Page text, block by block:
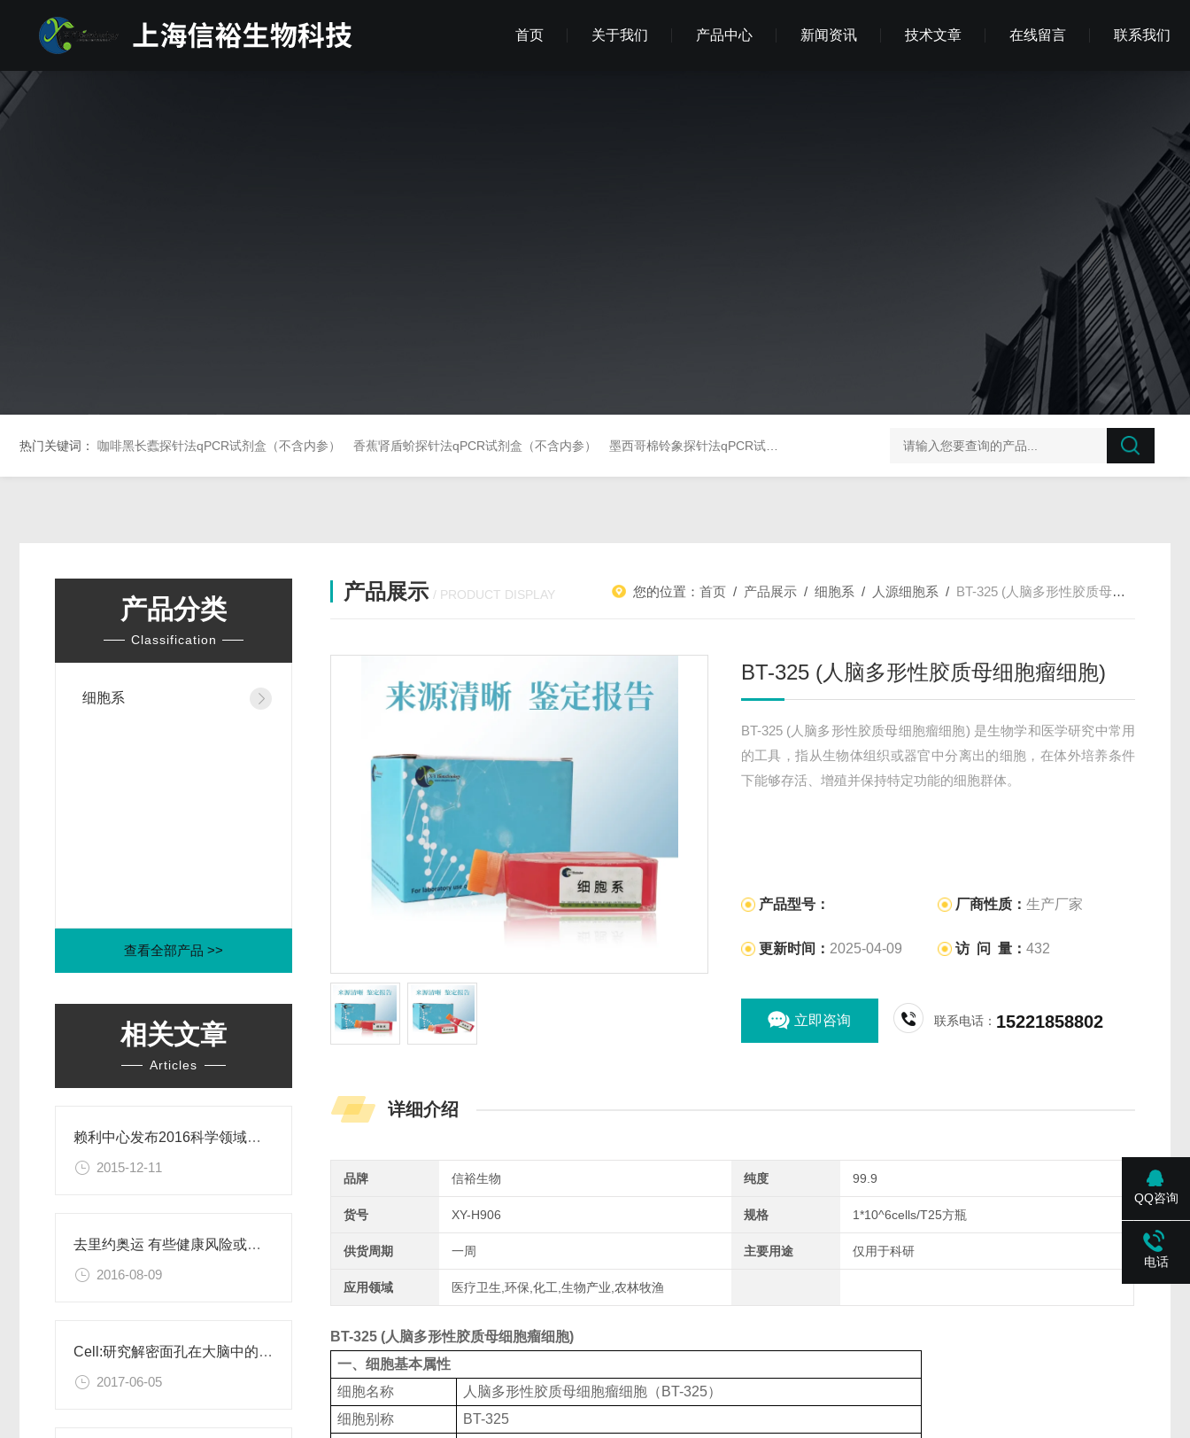
首页 关于我们 产品中心 新闻资讯 技术文章 在线留言 联系我们
热门关键词： 咖啡黑长蠹探针法qPCR试剂盒（不含内参） 香蕉肾盾蚧探针法qPCR试剂盒（不含内参） 墨西哥棉铃象探针法qPCR试剂盒（不含内参） 榛子东部枯萎病菌探针法qPCR试剂盒不含内参
产品分类
Classification
细胞系
查看全部产品 >>
相关文章
Articles
赖利中心发布2016科学领域年度伦理困境
2015-12-11
去里约奥运 有些健康风险或许你需要了解
2016-08-09
Cell:研究解密面孔在大脑中的编码
2017-06-05
产品展示 / PRODUCT DISPLAY 您的位置：首页 / 产品展示 /细胞系 / 人源细胞系 / BT-325 (人脑多形性胶质母细胞瘤细胞)
BT-325 (人脑多形性胶质母细胞瘤细胞)
BT-325 (人脑多形性胶质母细胞瘤细胞) 是生物学和医学研究中常用
的工具，指从生物体组织或器官中分离出的细胞，在体外培养条件
下能够存活、增殖并保持特定功能的细胞群体。
产品型号： 厂商性质：生产厂家
更新时间： 2025-04-09 访 问 量：432
立即咨询 联系电话： 15221858802
详细介绍
品牌 信裕生物 纯度 99.9
货号 XY-H906 规格 1*10^6cells/T25方瓶
供货周期 一周 主要用途 仅用于科研
应用领域 医疗卫生,环保,化工,生物产业,农林牧渔
BT-325 (人脑多形性胶质母细胞瘤细胞)
一、细胞基本属性
细胞名称
人脑多形性胶质母细胞瘤细胞（BT-325）
细胞别称
BT-325
QQ咨询
电话